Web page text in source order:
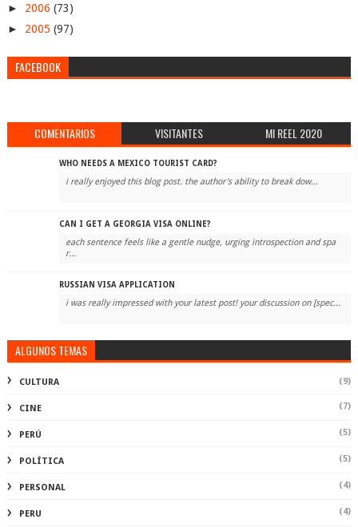
► 2006 (73)
► 2005 (97)
FACEBOOK
COMENTARIOS VISITANTES MI REEL 2020
WHO NEEDS A MEXICO TOURIST CARD?
i really enjoyed this blog post. the author's ability to break dow...
CAN I GET A GEORGIA VISA ONLINE?
each sentence feels like a gentle nudge, urging introspection and spa
r...
RUSSIAN VISA APPLICATION
i was really impressed with your latest post! your discussion on [spec...
ALGUNOS TEMAS
CULTURA (9)
CINE (7)
PERÚ (5)
POLÍTICA (5)
PERSONAL (4)
PERU (4)